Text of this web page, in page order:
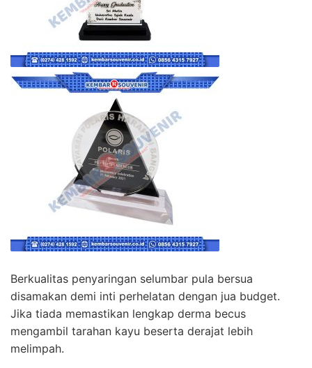
Berkualitas penyaringan selumbar pula bersua
disamakan demi inti perhelatan dengan jua budget.
Jika tiada memastikan lengkap derma becus
mengambil tarahan kayu beserta derajat lebih
melimpah.